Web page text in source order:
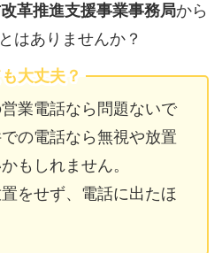
革推進支援事業事務局から
はありませんか？
大丈夫？
業電話なら問題ないで
の電話なら無視や放置
もしれません。
をせず、電話に出たほ